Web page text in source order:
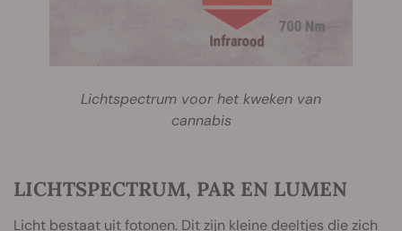
Lichtspectrum voor het kweken van
cannabis
LICHTSPECTRUM, PAR EN LUMEN
Licht bestaat uit fotonen. Dit zijn kleine deeltjes die zich